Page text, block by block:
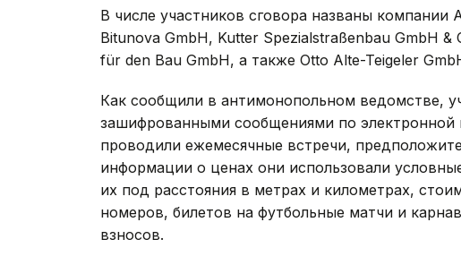
В числе участников сговора названы компании
Bitunova GmbH, Kutter Spezialstraßenbau GmbH
für den Bau GmbH, а также Otto Alte-Teigeler
Как сообщили в антимонопольном ведомстве,
зашифрованными сообщениями по электронной
проводили ежемесячные встречи,
информации о ценах они использовали
их под расстояния в метрах и километрах,
номеров, билетов на футбольные матчи и
взносов.